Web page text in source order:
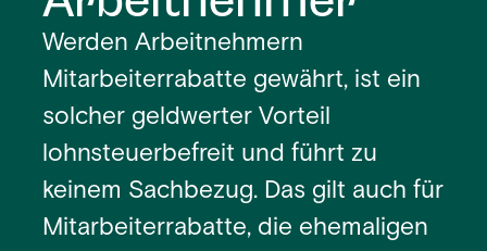
Werden Arbeitnehmern
Mitarbeiterrabatte gewährt, ist ein
solcher geldwerter Vorteil
lohnsteuerbefreit und führt zu
keinem Sachbezug. Das gilt auch für
Mitarbeiterrabatte, die ehemaligen